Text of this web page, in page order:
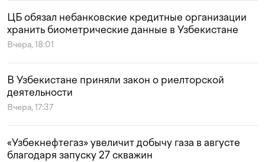
ЦБ обязал небанковские кредитные организации
хранить биометрические данные в Узбекистане
Вчера, 18:01
В Узбекистане приняли закон о риелторской
деятельности
Вчера, 17:37
«Узбекнефтегаз» увеличит добычу газа в августе
благодаря запуску 27 скважин